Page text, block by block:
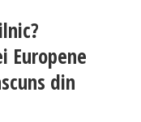
Europene
din